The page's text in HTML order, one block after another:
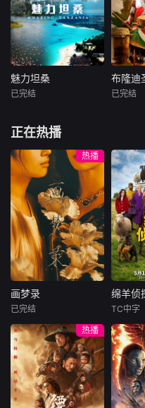
接到紧急电话，被
迫穿越时空，带着
孩子们踏上迄今为
止最具挑战性的任
务。
绕“
瘫痪
复可
的治
步步
想的
间摇
在老
魅力坦桑
本纪录片全面展示
坦桑尼亚自然风
光、野生动物资源
及人文风情。
魅力坦桑
已完结
珠，
誉为
征。
表演
国非
名录
的历
精神
隆迪
传统
震撼
布隆迪
已完结
正在热播
热播
画梦录
林柏叡
民国的上海滩，身
怀绝技的孤女画师
许雁真，意外与身
陷危局的融汇银行
画梦录
已完结
绵羊
尼
尼古
牧
（休·
爱给
绵羊侦
TC中字
热播